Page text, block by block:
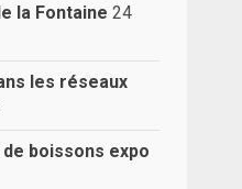
la Fontaine 24
les réseaux
boissons expo